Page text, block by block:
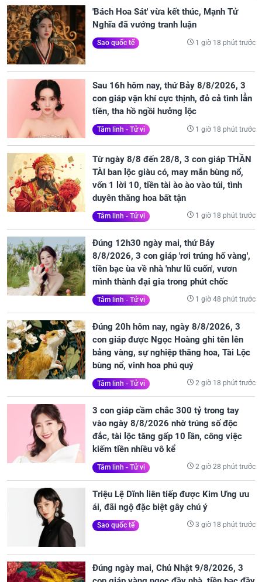
'Bách Hoa Sát' vừa kết thúc, Mạnh Tử
Nghĩa đã vướng tranh luận
Sao quốc tế 1 giờ 18 phút trước
Sau 16h hôm nay, thứ Bảy 8/8/2026, 3
con giáp vận khí cực thịnh, đỏ cả tình lẫn
tiền, tha hồ ngồi hưởng lộc
Tâm linh - Tử vi 1 giờ 18 phút trước
Từ ngày 8/8 đến 28/8, 3 con giáp THẦN
TÀI ban lộc giàu có, may mắn bùng nổ,
vốn 1 lời 10, tiền tài ào ào vào túi, tình
duyên thăng hoa bất tận
Tâm linh - Tử vi 1 giờ 18 phút trước
Đúng 12h30 ngày mai, thứ Bảy
8/8/2026, 3 con giáp 'rơi trúng hố vàng',
tiền bạc ùa về nhà 'như lũ cuốn', vươn
mình thành đại gia trong phút chốc
Tâm linh - Tử vi 1 giờ 48 phút trước
Đúng 20h hôm nay, ngày 8/8/2026, 3
con giáp được Ngọc Hoàng ghi tên lên
bảng vàng, sự nghiệp thăng hoa, Tài Lộc
bùng nổ, vinh hoa phú quý
Tâm linh - Tử vi 2 giờ 18 phút trước
3 con giáp cầm chắc 300 tỷ trong tay
vào ngày 8/8/2026 nhờ trúng số độc
đắc, tài lộc tăng gấp 10 lần, công việc
kiếm tiền nhiều vô kể
Tâm linh - Tử vi 2 giờ 28 phút trước
Triệu Lệ Dĩnh liên tiếp được Kim Ưng ưu
ái, đãi ngộ đặc biệt gây chú ý
Sao quốc tế 3 giờ 18 phút trước
Đúng ngày mai, Chủ Nhật 9/8/2026, 3